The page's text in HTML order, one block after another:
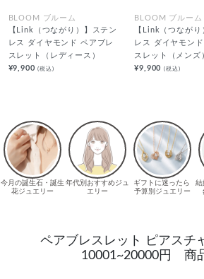
BLOOM ブルーム
【Link（つながり）】ステン
レス ダイヤモンド ペアブレ
スレット（レディース）
¥9,900(税込)
BLOOM ブルーム
【Link（つながり
レス ダイヤモン
スレット（メンズ
¥9,900(税込)
ペアブレスレット ピアスチ
10001~20000円 商